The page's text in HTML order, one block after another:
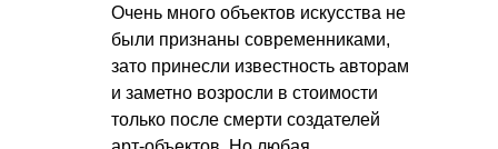
Очень много объектов искусства не
были признаны современниками,
зато принесли известность авторам
и заметно возросли в стоимости
только после смерти создателей